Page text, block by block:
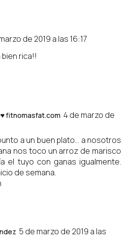
de 2019 a las 16:17
rica!!
fitnomasfat.com 4 de marzo de
a un buen plato... a nosotros
nos toco un arroz de marisco
el tuyo con ganas igualmente.
de semana.
5 de marzo de 2019 a las